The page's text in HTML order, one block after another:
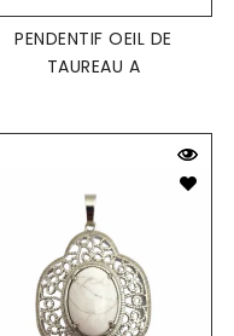
PENDENTIF OEIL DE
TAUREAU A